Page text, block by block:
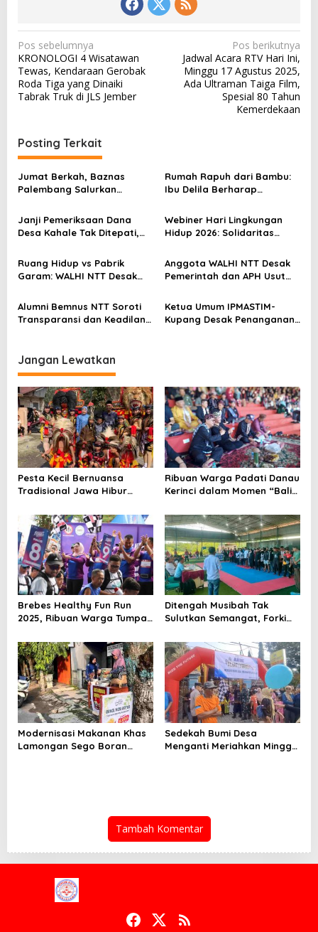
N
a
v
i
a
s
i
o
s
Pos sebelumnya
KRONOLOGI 4 Wisatawan
Tewas, Kendaraan Gerobak
Roda Tiga yang Dinaiki
Tabrak Truk di JLS Jember
Pos berikutnya
Jadwal Acara RTV Hari Ini,
Minggu 17 Agustus 2025,
Ada Ultraman Taiga Film,
Spesial 80 Tahun
Kemerdekaan
Posting Terkait
Jumat Berkah, Baznas
Palembang Salurkan
Kertapati
Rumah Rapuh dari Bambu:
Ibu Delila Berharap
Dinas Sosial
Janji Pemeriksaan Dana
Desa Kahale Tak Ditepati,
Keseriusan Kejati NTT
Webiner Hari Lingkungan
Hidup 2026: Solidaritas
Soroti Dampak Krisis Iklim
dan Ruang hidup di NTT
Ruang Hidup vs Pabrik
Garam: WALHI NTT Desak
Ndao Berubah Permanen
Anggota WALHI NTT Desak
Pemerintah dan APH Usut
Kayu Sonokeling Ilegal di
TTU
Alumni Bemnus NTT Soroti
Transparansi dan Keadilan
Unkriswina Sumba
Ketua Umum IPMASTIM-
Kupang Desak Penanganan
Jangan Lewatkan
Pesta Kecil Bernuansa
Tradisional Jawa Hibur
Klippa
Ribuan Warga Padati Danau
Kerinci dalam Momen “Balik
Brebes Healthy Fun Run
2025, Ribuan Warga Tumpah
Menggema di Karang Birahi
Ditengah Musibah Tak
Sulutkan Semangat, Forki
Pulang Juara Umum di
Prapora Tahun 2025
Modernisasi Makanan Khas
Lamongan Sego Boran
Sedekah Bumi Desa
Menganti Meriahkan Minggu
Tambah Komentar